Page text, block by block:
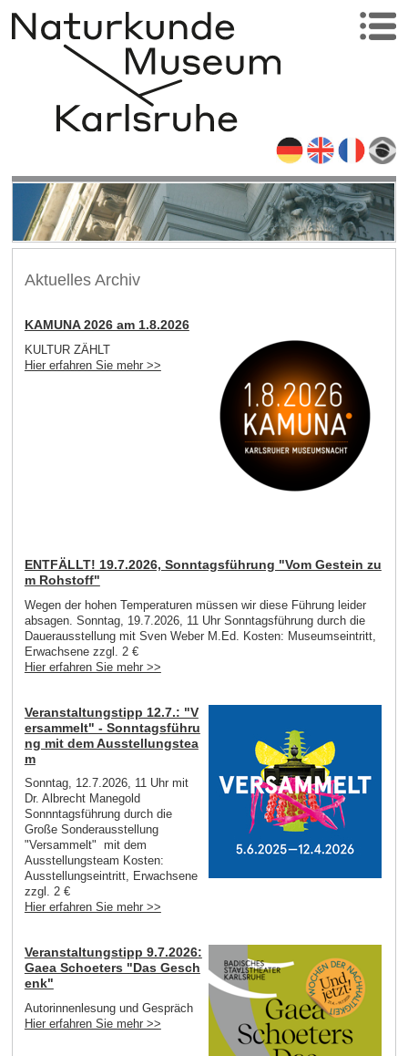
Aktuelles Archiv
KAMUNA 2026 am 1.8.2026
KULTUR ZÄHLT
Hier erfahren Sie mehr >>
ENTFÄLLT! 19.7.2026, Sonntagsführung "Vom Gestein zu
m Rohstoff"
Wegen der hohen Temperaturen müssen wir diese Führung leider
absagen. Sonntag, 19.7.2026, 11 Uhr Sonntagsführung durch die
Dauerausstellung mit Sven Weber M.Ed. Kosten: Museumseintritt,
Erwachsene zzgl. 2 €
Hier erfahren Sie mehr >>
Veranstaltungstipp 12.7.: "V
ersammelt" - Sonntagsführu
ng mit dem Ausstellungstea
m
Sonntag, 12.7.2026, 11 Uhr mit
Dr. Albrecht Manegold
Sonnntagsführung durch die
Große Sonderausstellung
"Versammelt" mit dem
Ausstellungsteam Kosten:
Ausstellungseintritt, Erwachsene
zzgl. 2 €
Hier erfahren Sie mehr >>
Veranstaltungstipp 9.7.2026:
Gaea Schoeters "Das Gesch
enk"
Autorinnenlesung und Gespräch
Hier erfahren Sie mehr >>